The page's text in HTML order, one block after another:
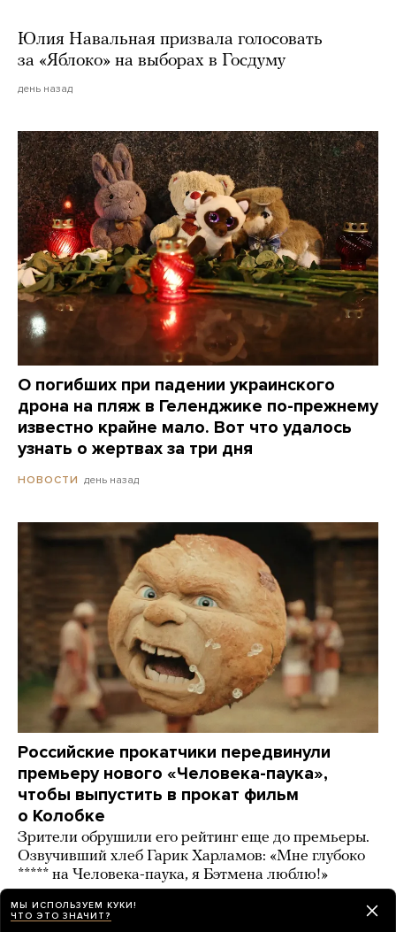
Юлия Навальная призвала голосовать
за «Яблоко» на выборах в Госдуму
день назад
О погибших при падении украинского
дрона на пляж в Геленджике по-прежнему
известно крайне мало. Вот что удалось
узнать о жертвах за три дня
НОВОСТИ день назад
Российские прокатчики передвинули
премьеру нового «Человека-паука»,
чтобы выпустить в прокат фильм
о Колобке
Зрители обрушили его рейтинг еще до премьеры.
Озвучивший хлеб Гарик Харламов: «Мне глубоко
***** на Человека-паука, я Бэтмена люблю!»
ИСТОРИИ день назад
МЫ ИСПОЛЬЗУЕМ КУКИ!
ЧТО ЭТО ЗНАЧИТ?